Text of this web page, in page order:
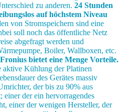
zu anderen. 24 Stunden
auf höchstem Niveau
von Stromspeichern sind eine
soll noch das öffentliche Netz
abgefragt werden und
Boiler, Wallboxen, etc.
Fronius bietet eine Menge Vorteile.
aktive Kühlung der Platinen
des Gerätes massiv
der bis zu 90% aus
einer der ein hervorragendes
einer der wenigen Hersteller, der